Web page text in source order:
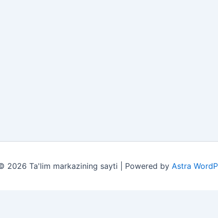
2026 Ta'lim markazining sayti | Powered by Astra